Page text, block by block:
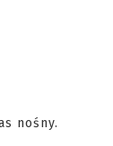
nośny.